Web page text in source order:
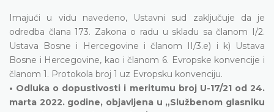
Imajući u vidu navedeno, Ustavni sud zaključuje da je
odredba člana 173. Zakona o radu u skladu sa članom I/2.
Ustava Bosne i Hercegovine i članom II/3.e) i k) Ustava
Bosne i Hercegovine, kao i članom 6. Evropske konvencije i
članom 1. Protokola broj 1 uz Evropsku konvenciju.
• Odluka o dopustivosti i meritumu broj U-17/21 od 24.
marta 2022. godine, objavljena u „Službenom glasniku